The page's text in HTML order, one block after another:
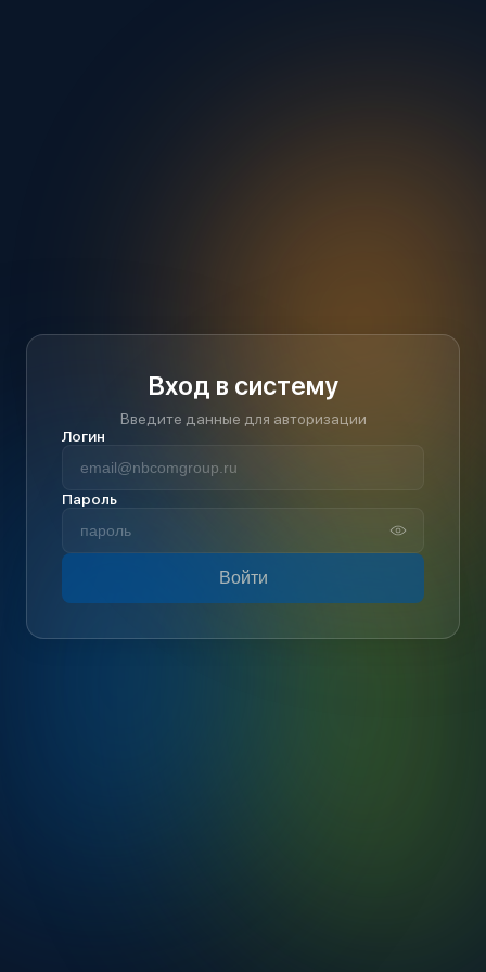
Вход в систему
Введите данные для авторизации
Логин
Пароль
Войти